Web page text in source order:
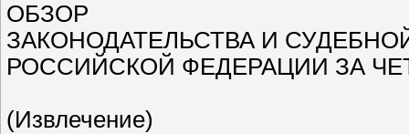
ОБЗОР
ЗАКОНОДАТЕЛЬСТВА И
РОССИЙСКОЙ ФЕДЕРАЦИИ ЗА
(Извлечение)